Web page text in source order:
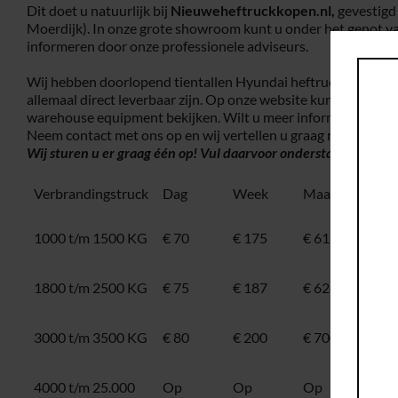
Dit doet u natuurlijk bij Nieuweheftruckkopen.nl,
Moerdijk). In onze grote showroom kunt u onder het genot
informeren door onze professionele adviseurs.
Wij hebben doorlopend tientallen Hyundai heftrucks op
allemaal direct leverbaar zijn. Op onze website kunt u onze
warehouse equipment bekijken. Wilt u meer informatie over
Neem contact met ons op en wij vertellen u graag meer!
Wij sturen u er graag één op! Vul daarvoor onderstaand
Verbrandingstruck Dag Week Maand
1000 t/m 1500 KG € 70 € 175 € 612,50
1800 t/m 2500 KG
€ 75 € 187 € 624,75
3000 t/m 3500 KG € 80 € 200 € 700
4000 t/m 25.000
Op
Op
Op